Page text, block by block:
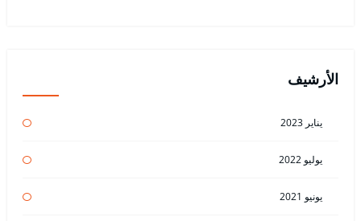
الأرشيف
يناير 2023
يوليو 2022
يونيو 2021